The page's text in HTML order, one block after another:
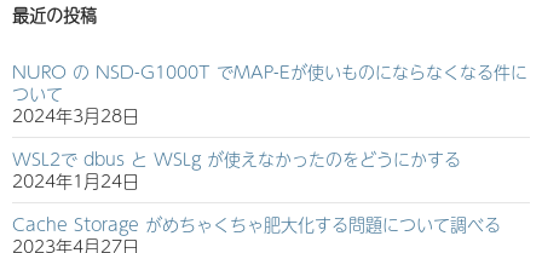
最近の投稿
NURO の NSD-G1000T でMAP-Eが使いものにならなくなる件に
ついて
2024年3月28日
WSL2で dbus と WSLg が使えなかったのをどうにかする
2024年1月24日
Cache Storage がめちゃくちゃ肥大化する問題について調べる
2023年4月27日